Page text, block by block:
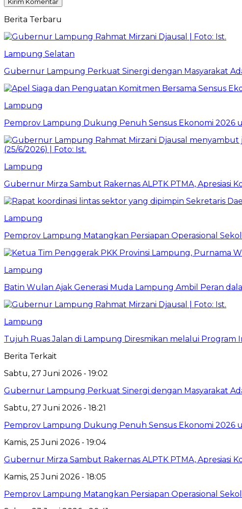
Berita Terbaru
Lampung Selatan
Gubernur Lampung Perkuat Sinergi dengan Masyarakat
Lampung
Pemprov Lampung Dukung Penuh Sensus Ekonomi
Lampung
Gubernur Mirza Sambut Rakernas ALPTK PTMA, Apresiasi
Lampung
Pemprov Lampung Matangkan Persiapan Operasional
Lampung
Batin Wulan Ajak Generasi Muda Lampung Ambil Peran
Lampung
Tujuh Ruas Jalan di Lampung Diresmikan melalui Program
Berita Terkait
Sabtu, 27 Juni 2026 - 19:02
Gubernur Lampung Perkuat Sinergi dengan Masyarakat
Sabtu, 27 Juni 2026 - 18:21
Pemprov Lampung Dukung Penuh Sensus Ekonomi
Kamis, 25 Juni 2026 - 19:04
Gubernur Mirza Sambut Rakernas ALPTK PTMA, Apresiasi
Kamis, 25 Juni 2026 - 18:05
Pemprov Lampung Matangkan Persiapan Operasional